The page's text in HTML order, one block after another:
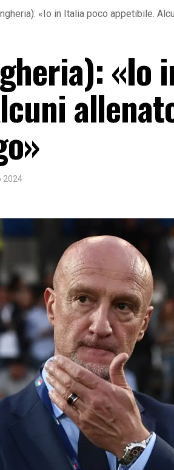
«Io in Italia poco appetibile.
«Io
2024